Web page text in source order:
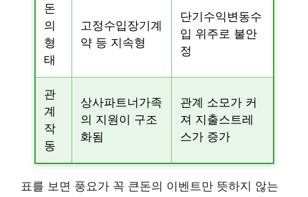
돈
의
형
태
고정수입장기계
약 등 지속형
단기수익변동수
입 위주로 불안
정
관
계
작
동
상사파트너가족
의 지원이 구조
화됨
관계 소모가 커
져 지출스트레
스가 증가
표를 보면 풍요가 꼭 큰돈의 이벤트만 뜻하지 않는